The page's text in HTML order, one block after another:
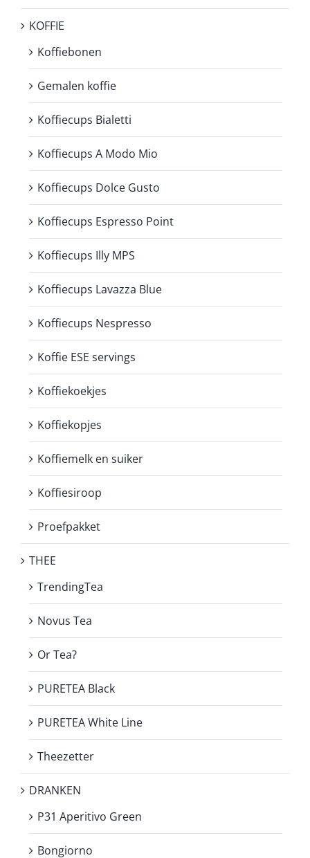
KOFFIE
Koffiebonen
Gemalen koffie
Koffiecups Bialetti
Koffiecups A Modo Mio
Koffiecups Dolce Gusto
Koffiecups Espresso Point
Koffiecups Illy MPS
Koffiecups Lavazza Blue
Koffiecups Nespresso
Koffie ESE servings
Koffiekoekjes
Koffiekopjes
Koffiemelk en suiker
Koffiesiroop
Proefpakket
THEE
TrendingTea
Novus Tea
Or Tea?
PURETEA Black
PURETEA White Line
Theezetter
DRANKEN
P31 Aperitivo Green
Bongiorno